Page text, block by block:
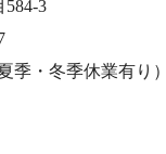
584-3
季・冬季休業有り